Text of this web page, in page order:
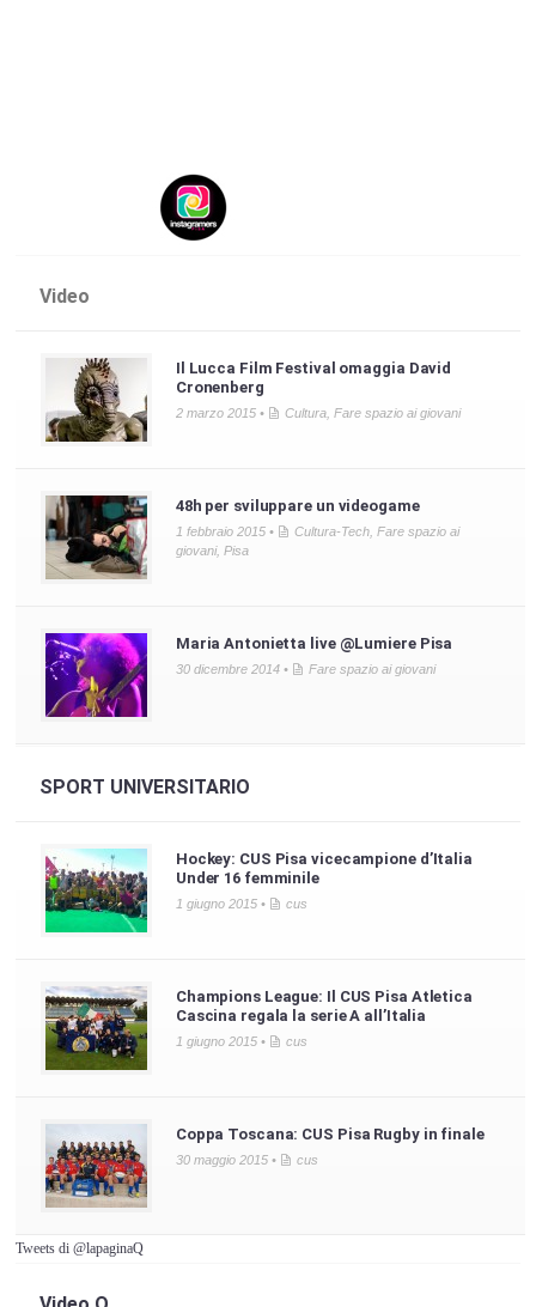
Video
Il Lucca Film Festival omaggia David
Cronenberg
2 marzo 2015 • Cultura, Fare spazio ai giovani
48h per sviluppare un videogame
1 febbraio 2015 • Cultura-Tech, Fare spazio ai
giovani, Pisa
Maria Antonietta live @Lumiere Pisa
30 dicembre 2014 • Fare spazio ai giovani
SPORT UNIVERSITARIO
Hockey: CUS Pisa vicecampione d’Italia
Under 16 femminile
1 giugno 2015 • cus
Champions League: Il CUS Pisa Atletica
Cascina regala la serie A all’Italia
1 giugno 2015 • cus
Coppa Toscana: CUS Pisa Rugby in finale
30 maggio 2015 • cus
Tweets di @lapaginaQ